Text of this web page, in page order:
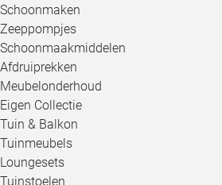
Schoonmaken
Zeeppompjes
Schoonmaakmiddelen
Afdruiprekken
Meubelonderhoud
Eigen Collectie
Tuin & Balkon
Tuinmeubels
Loungesets
Tuinstoelen